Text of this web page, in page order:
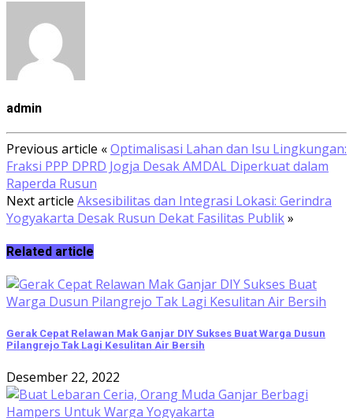
admin
Previous article «Optimalisasi Lahan dan Isu Lingkungan:
Fraksi PPP DPRD Jogja Desak AMDAL Diperkuat dalam
Raperda Rusun
Next article Aksesibilitas dan Integrasi Lokasi: Gerindra
Yogyakarta Desak Rusun Dekat Fasilitas Publik»
Related article
Gerak Cepat Relawan Mak Ganjar DIY Sukses Buat Warga Dusun
Pilangrejo Tak Lagi Kesulitan Air Bersih
Desember 22, 2022